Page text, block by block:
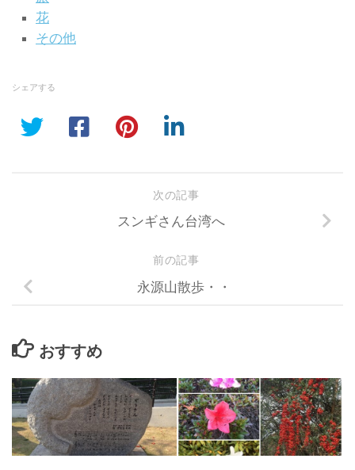
花
その他
シェアする
次の記事
スンギさん台湾へ
前の記事
永源山散歩・・
おすすめ